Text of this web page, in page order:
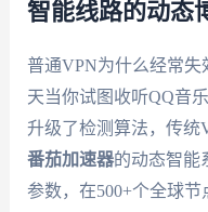
智能线路的动态
普通VPN为什么经常失
天当你试图收听QQ音
升级了检测算法，传统
番茄加速器的动态智能
参数，在500+个全球